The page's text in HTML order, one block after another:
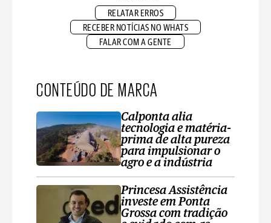
RELATAR ERROS
RECEBER NOTÍCIAS NO WHATS
FALAR COM A GENTE
CONTEÚDO DE MARCA
Calponta alia
tecnologia e matéria-
prima de alta pureza
para impulsionar o
agro e a indústria
Princesa Assistência
investe em Ponta
Grossa com tradição